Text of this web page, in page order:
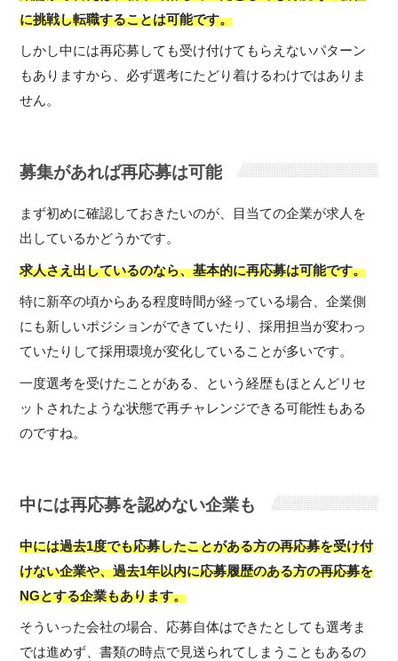
に挑戦し転職することは可能です。
しかし中には再応募しても受け付けてもらえないパターン
もありますから、必ず選考にたどり着けるわけではありま
せん。
募集があれば再応募は可能
まず初めに確認しておきたいのが、目当ての企業が求人を
出しているかどうかです。
求人さえ出しているのなら、基本的に再応募は可能です。
特に新卒の頃からある程度時間が経っている場合、企業側
にも新しいポジションができていたり、採用担当が変わっ
ていたりして採用環境が変化していることが多いです。
一度選考を受けたことがある、という経歴もほとんどリセ
ットされたような状態で再チャレンジできる可能性もある
のですね。
中には再応募を認めない企業も
中には過去1度でも応募したことがある方の再応募を受け付
けない企業や、過去1年以内に応募履歴のある方の再応募を
NGとする企業もあります。
そういった会社の場合、応募自体はできたとしても選考ま
では進めず、書類の時点で見送られてしまうこともあるの